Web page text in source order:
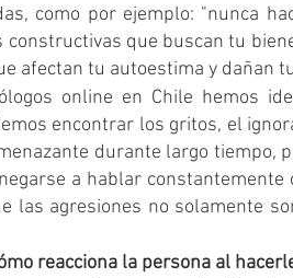
como por ejemplo: "nunca
constructivas que buscan tu
afectan tu autoestima y dañan
online en Chile hemos
encontrar los gritos, el
durante largo tiempo,
a hablar constantemente
las agresiones no solamente
reacciona la persona al